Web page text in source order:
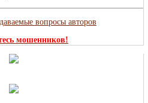
вопросы авторов
мошенников!